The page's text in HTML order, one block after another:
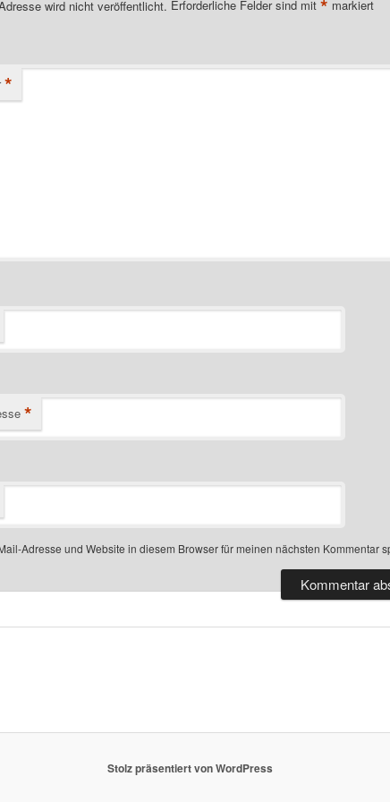
wird nicht veröffentlicht. Erforderliche Felder sind mit * markiert
*
*
Adresse und Website in diesem Browser für meinen nächsten Kommentar
Stolz präsentiert von WordPress